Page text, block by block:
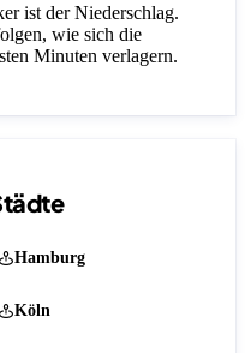
ist der Niederschlag.
wie sich die
Minuten verlagern.
Hamburg
Köln